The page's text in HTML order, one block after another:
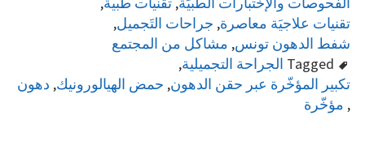
تقنيات علاجيَة معاصرة, جراحات التَجميل,
شفط الدهون تونس, مشاكل من المجتمع
Tagged الجراحة التجميلية,
تكبير المؤخّرة عبر حقن الدهون, حمض الهيالورونيك, دهون
, مؤخّرة